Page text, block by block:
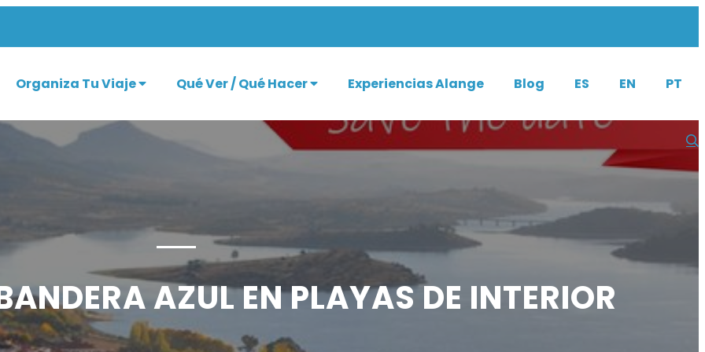
Organiza Tu Viaje Qué Ver / Qué Hacer Experiencias Alange Blog ES EN PT
AZUL EN PLAYAS DE INTERIOR